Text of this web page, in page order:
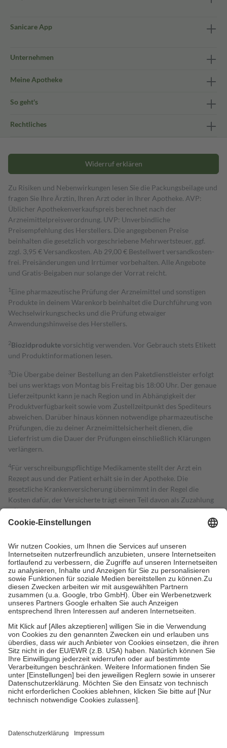
Sanicare App
Unternehmen
Meine Apotheke
So geht's
Rechtliches
Widerruf erklären
Zu Risiken und Nebenwirkungen lesen Sie die Packungsbeilage und
fragen Sie Ihre Ärztin, Ihren Arzt oder in Ihrer Apotheke. AVP:
Üblicher Apothekenverkaufspreis berechnet nach der
Arzneimittelpreisverordnung. UVP: Unverbindliche
Preisempfehlung des Herstellers. Die angegebenen Preise
beinhalten die gesetzlich vorgeschriebene Mehrwertsteuer, ggf.
zzgl. 3,95 € Versandkosten. Ab 29,00 € Bestell­wert versand­kosten­
frei. Preisänderungen und Irrtümer vorbehalten. Alle Angebote
und Gratis-Beigaben nur solange der Vorrat reicht.
1 Eine pharmazeutische Prüfung der Arzneimittel und sonstigen
Produkte in deinem Warenkorb beinhaltet die Durchführung von
Wechselwirkungschecks und die Prüfung etwaiger
Anwendungshinweise des Herstellers.
2Biozidproduktevorsichtig verwenden. Vor Gebrauch stets Etikett
und Produktinformationen lesen.
3Die Übergabe deiner Bestellung an den Paketdienstleister erfolgt
bei uns werktags von Montag bis Freitag bis 18:00 Uhr. Der genaue
Lieferzeitpunkt kann je nach Region und in Abhängigkeit der
Produktverfügbarkeit sowie vom Zustellzeitpunkt des Spediteurs
abweichen. Darüber hinaus können notwendige pharmazeutische
Prüfungen, die zu deiner Arzneimittelsicherheit dienen, die
Lieferfrist um die Dauer der Prüfungen einschließlich Klärungen
verlängern.
4Für verschreibungspflichtige Medikamente stellt der Arzt ein
Rezept aus und der Patient erhält sie in der Apotheke. Die
gesetzliche Krankenversicherung übernimmt in der Regel die
Kosten dafür, der Versicherte trägt einen Teil davon als Zuzahlung
mit.
Grundsätzlich leisten Mitglieder Zuzahlungen in Höhe von zehn
höchstens zehn Euro.
Es sind jedoch nie mehr als die tatsächlichen
Kosten der Leistung zu entrichten.
Diese Regeln gelten grundsätzlich auch für Online-Apotheken.
Bei Heilmitteln und häuslicher Krankenpflege beträgt die
Zuzahlung zehn Prozent der Kosten sowie zehn Euro je
Verordnung.
Um das Engagement der Versicherten für ihre eigene Gesundheit zu
stärken und die besondere Stellung der Familie zu unterstützen,
fallenkeine Zuzahlungenan bei:
• Kindern und Jugendlichen bis zum vollendeten 18. Lebensjahr
mit Ausnahme der Fahrkosten
• Untersuchungen zur Vorsorge und Früherkennung, die von der
GKV getragen werden
• empfohlenen Schutzimpfungen
• Harn- und Blutteststreifen
getroffen, um sicherzustellen, dass es sich um echte Bewertungen